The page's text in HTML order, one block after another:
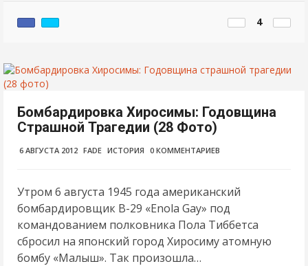
4
Бомбардировка Хиросимы: Годовщина
Страшной Трагедии (28 Фото)
6 АВГУСТА 2012 FADE ИСТОРИЯ 0 КОММЕНТАРИЕВ
Утром 6 августа 1945 года американский
бомбардировщик B-29 «Enola Gay» под
командованием полковника Пола Тиббетса
сбросил на японский город Хиросиму атомную
бомбу «Малыш». Так произошла…